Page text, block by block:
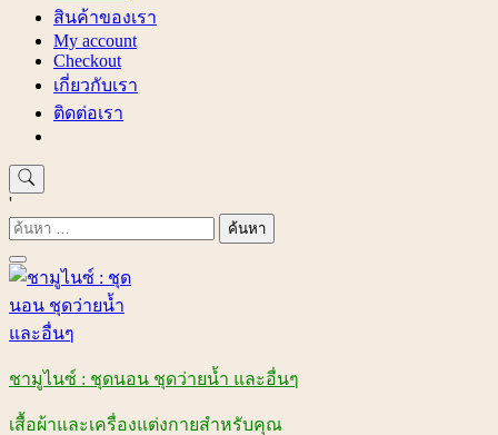
สินค้าของเรา
My account
Checkout
เกี่ยวกับเรา
ติดต่อเรา
'
ค้นหา
สำหรับ:
ชามูไนซ์ : ชุดนอน ชุดว่ายน้ำ และอื่นๆ
เสื้อผ้าและเครื่องแต่งกายสำหรับคุณ